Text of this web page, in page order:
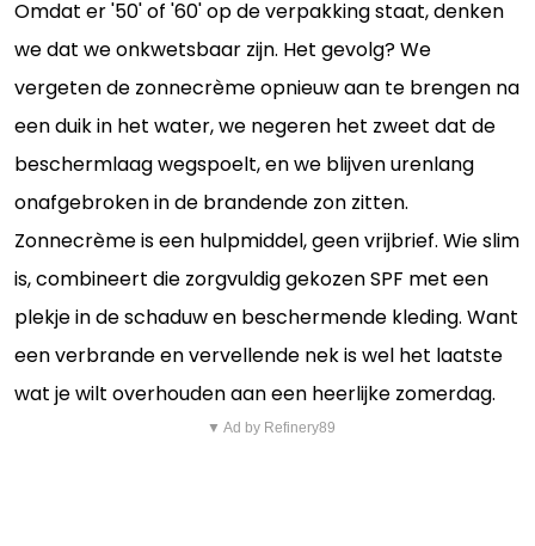
Omdat er '50' of '60' op de verpakking staat, denken
we dat we onkwetsbaar zijn. Het gevolg? We
vergeten de zonnecrème opnieuw aan te brengen na
een duik in het water, we negeren het zweet dat de
beschermlaag wegspoelt, en we blijven urenlang
onafgebroken in de brandende zon zitten.
Zonnecrème is een hulpmiddel, geen vrijbrief. Wie slim
is, combineert die zorgvuldig gekozen SPF met een
plekje in de schaduw en beschermende kleding. Want
een verbrande en vervellende nek is wel het laatste
wat je wilt overhouden aan een heerlijke zomerdag.
▼ Ad by Refinery89